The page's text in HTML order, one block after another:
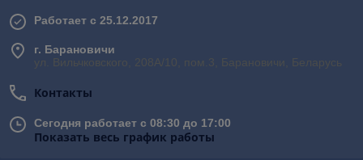
Работает с 25.12.2017
г. Барановичи
ул. Вильчковского, 208А/10, пом.3, Барановичи, Беларусь
Контакты
Сегодня работает с 08:30 до 17:00
Показать весь график работы